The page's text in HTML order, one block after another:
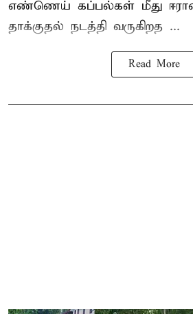
எண்ணெய் கப்பல்கள் மீது
தாக்குதல் நடத்தி வருகிறத ...
Read More